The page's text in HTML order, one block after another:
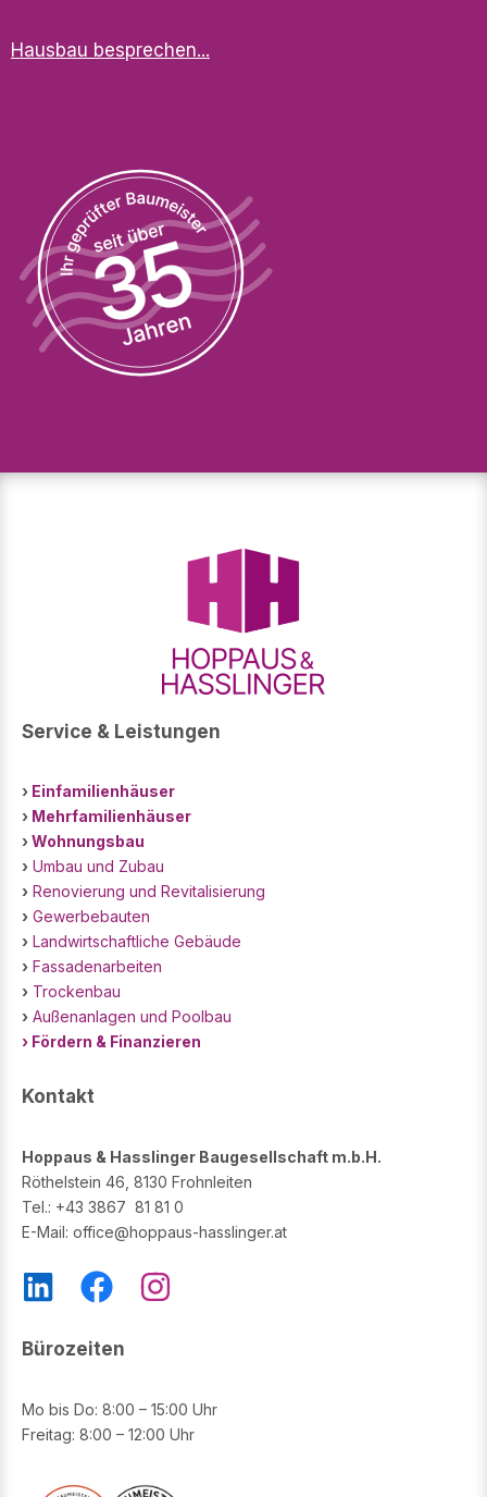
Hausbau besprechen...
Service & Leistungen
› Einfamilienhäuser
› Mehrfamilienhäuser
›Wohnungsbau
› Umbau und Zubau
› Renovierung und Revitalisierung
› Gewerbebauten
› Landwirtschaftliche Gebäude
› Fassadenarbeiten
› Trockenbau
› Außenanlagen und Poolbau
› Fördern & Finanzieren
Kontakt
Hoppaus & Hasslinger Baugesellschaft m.b.H.
Röthelstein 46, 8130 Frohnleiten
Tel.: +43 3867 81 81 0
E-Mail: office@hoppaus-hasslinger.at
L
n
e
d
F
c
b
o
o
I
a
g
r
Bürozeiten
Mo bis Do: 8:00 – 15:00 Uhr
Freitag: 8:00 – 12:00 Uhr